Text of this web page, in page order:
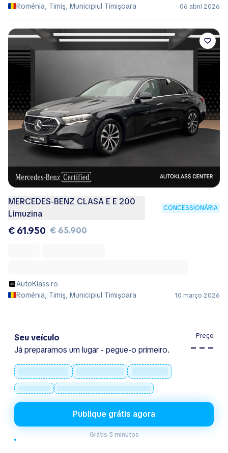
Roménia, Timiş, Municipiul Timişoara
06 abril 2026
MERCEDES-BENZ CLASA E E 200
Limuzina
CONCESSIONÁRIA
€ 61.950 € 65.900
AutoKlass.ro
Roménia, Timiş, Municipiul Timişoara
10 março 2026
Seu veículo
Já preparamos um lugar - pegue-o primeiro.
Preço
– – –
Publique grátis agora
Grátis·5 minutos